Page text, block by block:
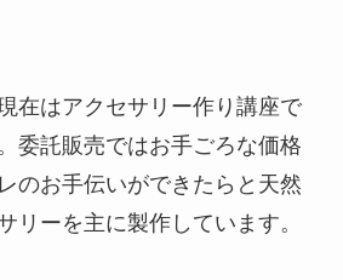
在はアクセサリー作り講座で
委託販売ではお手ごろな価格
のお手伝いができたらと天然
リーを主に製作しています。